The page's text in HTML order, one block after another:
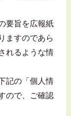
要旨を広報紙
ますのであら
れるような情
記の「個人情
ので、ご確認